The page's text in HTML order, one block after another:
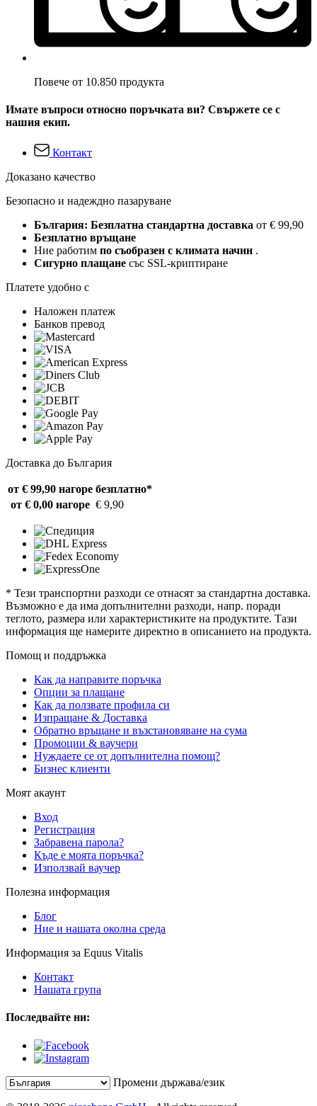
Повече от 10.850 продукта
Имате въпроси относно поръчката ви? Свържете се с
нашия екип.
Контакт
Доказано качество
Безопасно и надеждно пазаруване
България: Безплатна стандартна доставка от € 99,90
Безплатно връщане
Ние работим по съобразен с климата начин .
Сигурно плащане със SSL-криптиране
Платете удобно с
Наложен платеж
Банков превод
Доставка до България
от € 99,90 нагоре безплатно*
от € 0,00 нагоре € 9,90
* Тези транспортни разходи се отнасят за стандартна доставка.
Възможно е да има допълнителни разходи, напр. поради
теглото, размера или характеристиките на продуктите. Тази
информация ще намерите директно в описанието на продукта.
Помощ и поддръжка
Как да направите поръчка
Опции за плащане
Как да ползвате профила си
Изпращане & Доставка
Обратно връщане и възстановяване на сума
Промоции & ваучери
Нуждаете се от допълнителна помощ?
Бизнес клиенти
Моят акаунт
Вход
Регистрация
Забравена парола?
Къде е моята поръчка?
Използвай ваучер
Полезна информация
Блог
Ние и нашата околна среда
Информация за Equus Vitalis
Контакт
Нашата група
Последвайте ни:
Промени държава/език